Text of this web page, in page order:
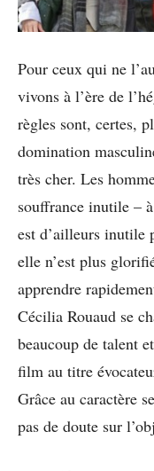
Pour ceux qui ne
vivons à l’ère de
règles sont, certes,
domination
très cher. Les
souffrance inutile –
est d’ailleurs inutile
elle n’est plus
apprendre
Cécilia Rouaud se
beaucoup de talent
film au titre
Grâce au caractère
pas de doute sur